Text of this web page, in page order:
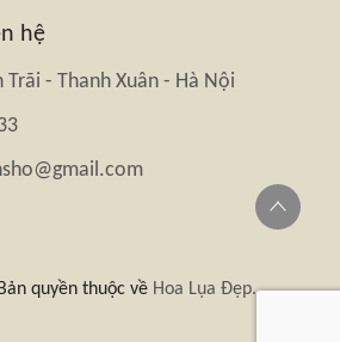
hệ
Trãi - Thanh Xuân - Hà Nội
quyền thuộc về Hoa Lụa Đẹp.